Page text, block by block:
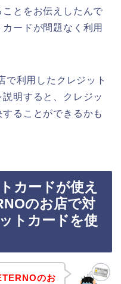
とをお伝えしたんで
ードが問題なく利用
で利用したクレジット
明すると、クレジッ
ることができるかも
カードが使え
のお店で対
トカードを使
のお